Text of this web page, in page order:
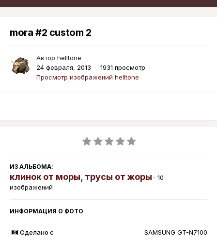
mora #2 custom 2
Автор helltone
24 февраля, 2013
1931 просмотр
Просмотр изображений helltone
ИЗ АЛЬБОМА:
клинок от моры, трусы от жоры · 10
изображений
ИНФОРМАЦИЯ О ФОТО
Сделано с SAMSUNG GT-N7100